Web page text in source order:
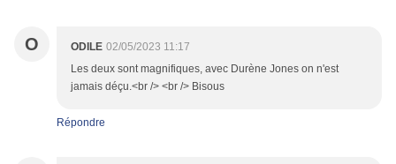
O ODILE 02/05/2023 11:17
Les deux sont magnifiques, avec Durène Jones on n'est
jamais déçu.<br /> <br /> Bisous
Répondre